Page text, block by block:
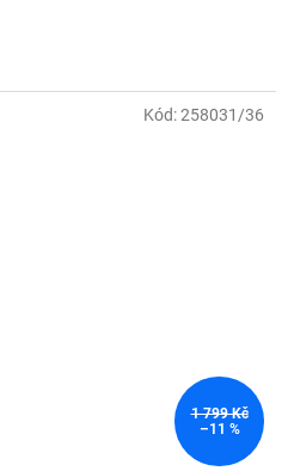
1 799 Kč
–11 %
Kód:258031/36